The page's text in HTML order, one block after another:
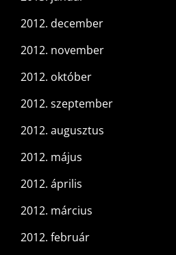
2012. december
2012. november
2012. október
2012. szeptember
2012. augusztus
2012. május
2012. április
2012. március
2012. február